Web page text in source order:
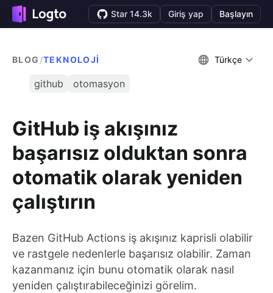
Star 14.3k Giriş yap Başlayın
BLOG /TEKNOLOJI Türkçe
github otomasyon
GitHub iş akışınız
başarısız olduktan sonra
otomatik olarak yeniden
çalıştırın
Bazen GitHub Actions iş akışınız kaprisli olabilir
ve rastgele nedenlerle başarısız olabilir. Zaman
kazanmanız için bunu otomatik olarak nasıl
yeniden çalıştırabileceğinizi görelim.